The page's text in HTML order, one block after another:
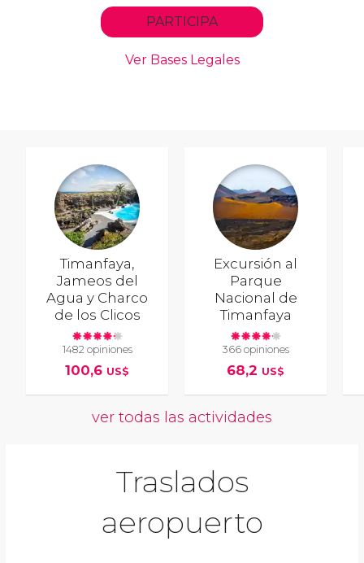
Timanfaya,
Jameos del
Agua y Charco
de los Clicos
1482 opiniones
100,6 US$
Excursión al
Parque
Nacional de
Timanfaya
366 opiniones
68,2 US$
ver todas las actividades
Traslados
aeropuerto